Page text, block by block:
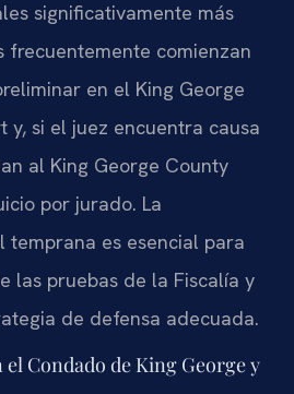
significativamente más
frecuentemente comienzan
en el King George
y, si el juez encuentra causa
al King George County
por jurado. La
temprana es esencial para
las pruebas de la Fiscalía y
de defensa adecuada.
el Condado de King George y